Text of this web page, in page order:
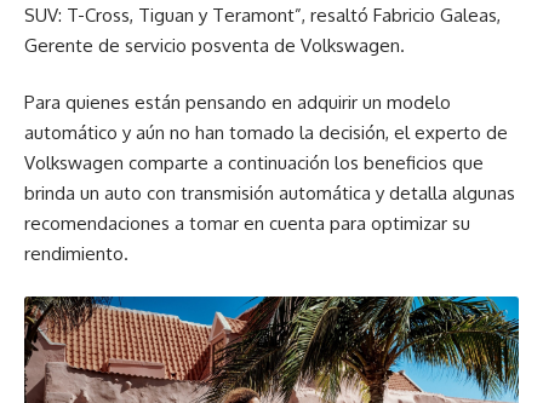
SUV: T-Cross, Tiguan y Teramont”, resaltó Fabricio Galeas,
Gerente de servicio posventa de Volkswagen.
Para quienes están pensando en adquirir un modelo
automático y aún no han tomado la decisión, el experto de
Volkswagen comparte a continuación los beneficios que
brinda un auto con transmisión automática y detalla algunas
recomendaciones a tomar en cuenta para optimizar su
rendimiento.